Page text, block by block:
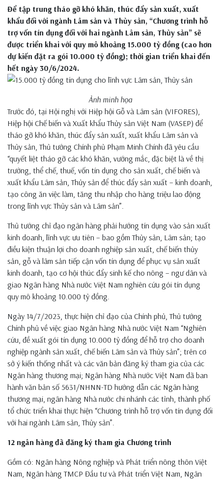
Để tập trung tháo gỡ khó khăn, thúc đẩy sản xuất, xuất
khẩu đối với ngành Lâm sản và Thủy sản, “Chương trình hỗ
trợ vốn tín dụng đối với hai ngành Lâm sản, Thủy sản” sẽ
được triển khai với quy mô khoảng 15.000 tỷ đồng (cao hơn
dự kiến đặt ra gói 10.000 tỷ đồng); thời gian triển khai đến
hết ngày 30/6/2024.
Ảnh minh họa
Trước đó, tại Hội nghị với Hiệp hội Gỗ và Lâm sản (VIFORES),
Hiệp hội Chế biến và Xuất khẩu Thủy sản Việt Nam (VASEP) để
tháo gỡ khó khăn, thúc đẩy sản xuất, xuất khẩu Lâm sản và
Thủy sản, Thủ tướng Chính phủ Phạm Minh Chính đã yêu cầu
“quyết liệt tháo gỡ các khó khăn, vướng mắc, đặc biệt là về thị
trường, thể chế, thuế, vốn tín dụng cho sản xuất, chế biến và
xuất khẩu Lâm sản, Thủy sản để thúc đẩy sản xuất – kinh doanh,
tạo công ăn việc làm, tăng thu nhập cho hàng triệu lao động
trong lĩnh vực Thủy sản và Lâm sản”.
Thủ tướng chỉ đạo ngân hàng phải hướng tín dụng vào sản xuất
kinh doanh, lĩnh vực ưu tiên – bao gồm Thủy sản, Lâm sản; tạo
điều kiện thuận lợi cho doanh nghiệp sản xuất, chế biến thủy
sản, gỗ và lâm sản tiếp cận vốn tín dụng để phục vụ sản xuất
kinh doanh, tạo cơ hội thúc đẩy sinh kế cho nông – ngư dân và
giao Ngân hàng Nhà nước Việt Nam nghiên cứu gói tín dụng
quy mô khoảng 10.000 tỷ đồng.
Ngày 14/7/2023, thực hiện chỉ đạo của Chính phủ, Thủ tướng
Chính phủ về việc giao Ngân hàng Nhà nước Việt Nam “Nghiên
cứu, đề xuất gói tín dụng 10.000 tỷ đồng để hỗ trợ cho doanh
nghiệp ngành sản xuất, chế biến Lâm sản và Thủy sản”; trên cơ
sở ý kiến thống nhất và các văn bản đăng ký tham gia của các
Ngân hàng thương mại; Ngân hàng Nhà nước Việt Nam đã ban
hành văn bản số 5631/NHNN-TD hướng dẫn các Ngân hàng
thương mại, ngân hàng Nhà nước chi nhánh các tỉnh, thành phố
tổ chức triển khai thực hiện “Chương trình hỗ trợ vốn tín dụng đối
với hai ngành Lâm sản, Thủy sản”.
12 ngân hàng đã đăng ký tham gia Chương trình
Gồm có: Ngân hàng Nông nghiệp và Phát triển nông thôn Việt
Nam, Ngân hàng TMCP Đầu tư và Phát triển Việt Nam, Ngân